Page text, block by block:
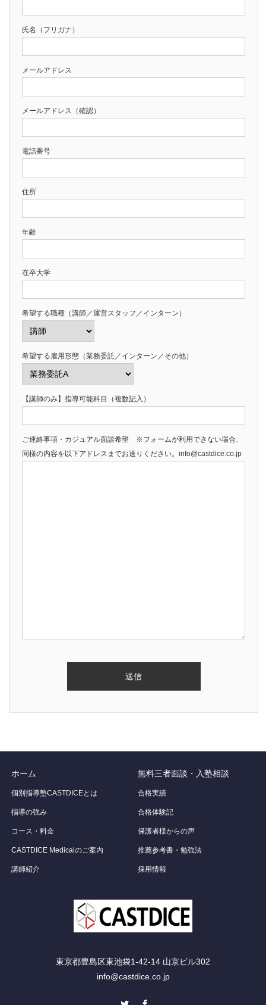
氏名（フリガナ）
メールアドレス
メールアドレス（確認）
電話番号
住所
年齢
在卒大学
希望する職種（講師／運営スタッフ／インターン）
希望する雇用形態（業務委託／インターン／その他）
【講師のみ】指導可能科目（複数記入）
ご連絡事項・カジュアル面談希望 ※フォームが利用できない場合、
同様の内容を以下アドレスまでお送りください。info@castdice.co.jp
ホーム
個別指導塾CASTDICEとは
指導の強み
コース・料金
CASTDICE Medicalのご案内
講師紹介
無料三者面談・入塾相談
合格実績
合格体験記
保護者様からの声
推薦参考書・勉強法
採用情報
東京都豊島区東池袋1-42-14 山京ビル302
info@castdice.co.jp